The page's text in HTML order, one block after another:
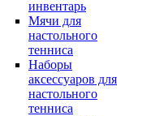
инвентарь
Мячи для
настольного
тенниса
Наборы
аксессуаров для
настольного
тенниса